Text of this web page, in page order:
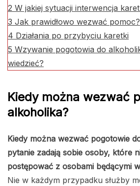
2 W jakiej sytuacji interwencja
3 Jak prawidłowo wezwać pomoc?
4 Działania po przybyciu karetki
5 Wzywanie pogotowia do
wiedzieć?
Kiedy można wezwać
alkoholika?
Kiedy można wezwać pogotowie
pytanie zadają sobie osoby, które
postępować z osobami będącymi
Nie w każdym przypadku służby